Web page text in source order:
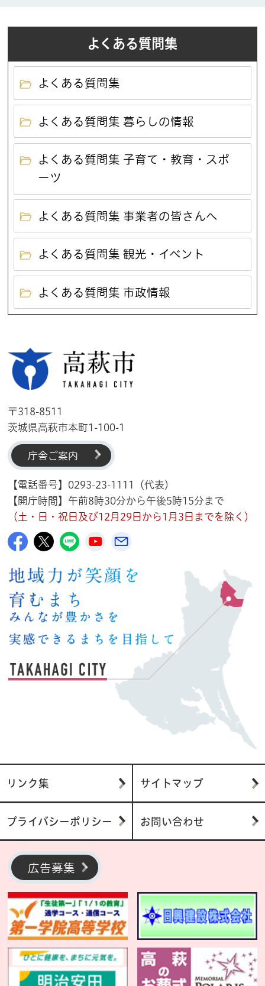
よくある質問集
よくある質問集
よくある質問集 暮らしの情報
よくある質問集 子育て・教育・スポ
ーツ
よくある質問集 事業者の皆さんへ
よくある質問集 観光・イベント
よくある質問集 市政情報
〒318-8511
茨城県高萩市本町1-100-1
庁舎ご案内
【電話番号】0293-23-1111（代表）
【開庁時間】午前8時30分から午後5時15分まで
（土・日・祝日及び12月29日から1月3日までを除く）
高萩市公式Facebook
高萩市公式X
高萩市公式LINE
高萩市YouTube公式チャンネル
リンク集 サイトマップ
プライバシーポリシー お問い合わせ
広告募集